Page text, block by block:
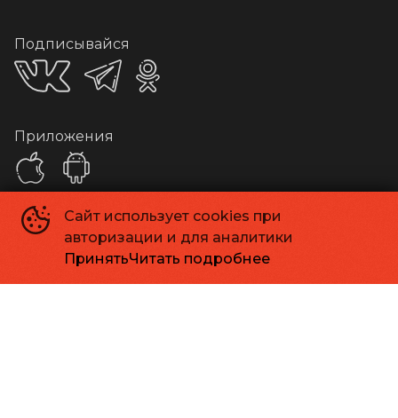
Сайт использует cookies при
авторизации и для аналитики
ПринятьЧитать подробнее
Подписывайся
Приложения
Способы оплаты